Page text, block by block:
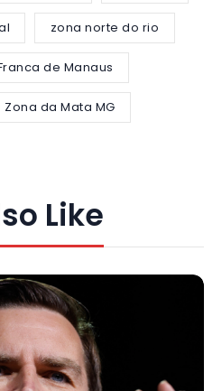
zona norte do rio
de Manaus
Zona da Mata MG
Like